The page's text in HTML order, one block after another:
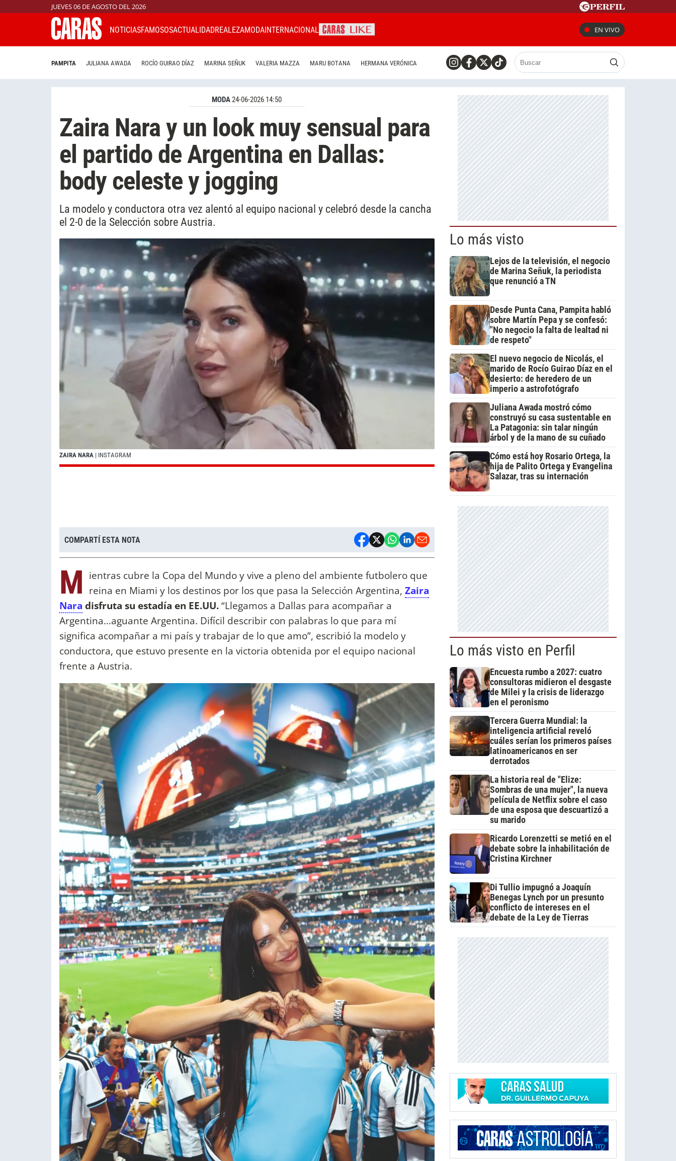
JUEVES 06 DE AGOSTO DEL 2026
NOTICIASFAMOSOSACTUALIDADREALEZAMODAINTERNACIONAL EN VIVO
PAMPITA JULIANA AWADA ROCÍO GUIRAO DÍAZ MARINA SEÑUK VALERIA MAZZA MARU BOTANA HERMANA VERÓNICA
MODA24-06-2026 14:50
Zaira Nara y un look muy sensual para
el partido de Argentina en Dallas:
body celeste y jogging
La modelo y conductora otra vez alentó al equipo nacional y celebró desde la cancha
el 2-0 de la Selección sobre Austria.
ZAIRA NARA | INSTAGRAM
COMPARTÍ ESTA NOTA
M ientras cubre la Copa del Mundo y vive a pleno del ambiente futbolero que
reina en Miami y los destinos por los que pasa la Selección Argentina, Zaira
Nara disfruta su estadía en EE.UU.“Llegamos a Dallas para acompañar a
Argentina…aguante Argentina. Difícil describir con palabras lo que para mí
significa acompañar a mi país y trabajar de lo que amo”, escribió la modelo y
conductora, que estuvo presente en la victoria obtenida por el equipo nacional
frente a Austria.
Lo más visto
Lejos de la televisión, el negocio
de Marina Señuk, la periodista
que renunció a TN
Desde Punta Cana, Pampita habló
sobre Martín Pepa y se confesó:
"No negocio la falta de lealtad ni
de respeto"
El nuevo negocio de Nicolás, el
marido de Rocío Guirao Díaz en el
desierto: de heredero de un
imperio a astrofotógrafo
Juliana Awada mostró cómo
construyó su casa sustentable en
La Patagonia: sin talar ningún
árbol y de la mano de su cuñado
Cómo está hoy Rosario Ortega, la
hija de Palito Ortega y Evangelina
Salazar, tras su internación
Lo más visto en Perfil
Encuesta rumbo a 2027: cuatro
consultoras midieron el desgaste
de Milei y la crisis de liderazgo
en el peronismo
Tercera Guerra Mundial: la
inteligencia artificial reveló
cuáles serían los primeros países
latinoamericanos en ser
derrotados
La historia real de "Elize:
Sombras de una mujer", la nueva
película de Netflix sobre el caso
de una esposa que descuartizó a
su marido
Ricardo Lorenzetti se metió en el
debate sobre la inhabilitación de
Cristina Kirchner
Di Tullio impugnó a Joaquín
Benegas Lynch por un presunto
conflicto de intereses en el
debate de la Ley de Tierras